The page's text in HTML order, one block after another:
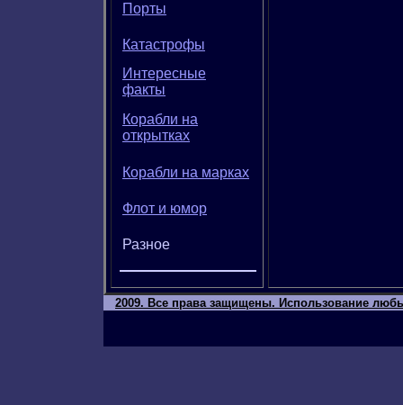
Порты
Катастрофы
Интересные
факты
Корабли на
открытках
Корабли на марках
Флот и юмор
Разное
2009. Все права защищены. Использование